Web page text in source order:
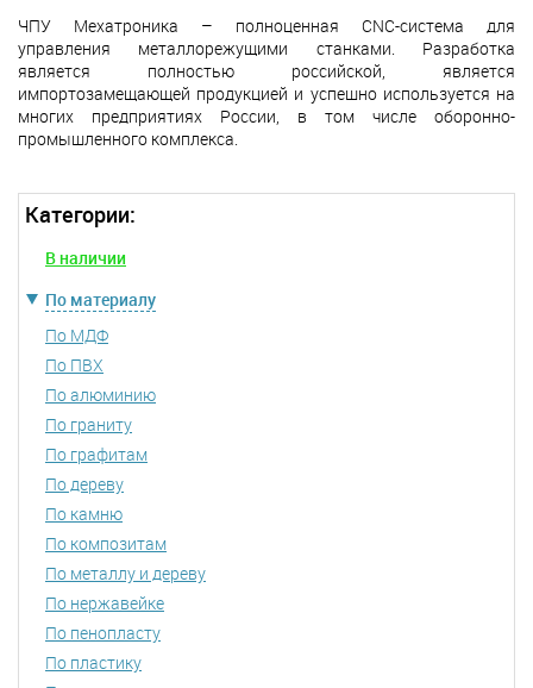
ЧПУ Мехатроника – полноценная CNC-система для
управления металлорежущими станками. Разработка
является полностью российской, является
импортозамещающей продукцией и успешно используется на
многих предприятиях России, в том числе оборонно-
промышленного комплекса.
Категории:
В наличии
По материалу
По МДФ
По ПВХ
По алюминию
По граниту
По графитам
По дереву
По камню
По композитам
По металлу и дереву
По нержавейке
По пенопласту
По пластику